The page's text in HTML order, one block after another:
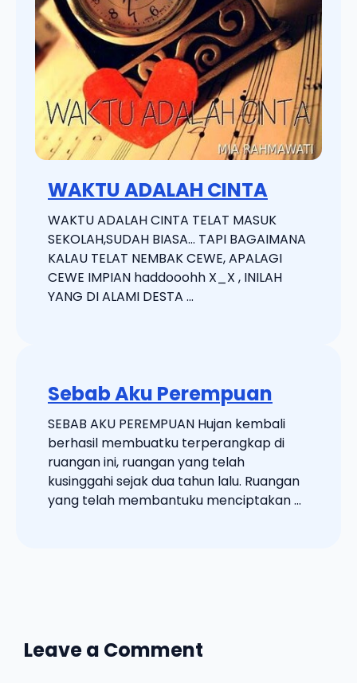
WAKTU ADALAH CINTA
WAKTU ADALAH CINTA TELAT MASUK
SEKOLAH,SUDAH BIASA… TAPI BAGAIMANA
KALAU TELAT NEMBAK CEWE, APALAGI
CEWE IMPIAN haddooohh X_X , INILAH
YANG DI ALAMI DESTA ...
Sebab Aku Perempuan
SEBAB AKU PEREMPUAN Hujan kembali
berhasil membuatku terperangkap di
ruangan ini, ruangan yang telah
kusinggahi sejak dua tahun lalu. Ruangan
yang telah membantuku menciptakan ...
Leave a Comment